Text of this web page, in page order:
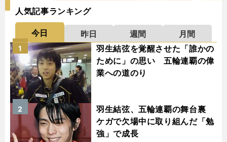
人気記事ランキング
今日 昨日 週間
月間
羽生結弦を覚醒させた「誰かの
ために」の思い 五輪連覇の偉
業への道のり
1
羽生結弦、五輪連覇の舞台裏
ケガで欠場中に取り組んだ「勉
強」で成長
2